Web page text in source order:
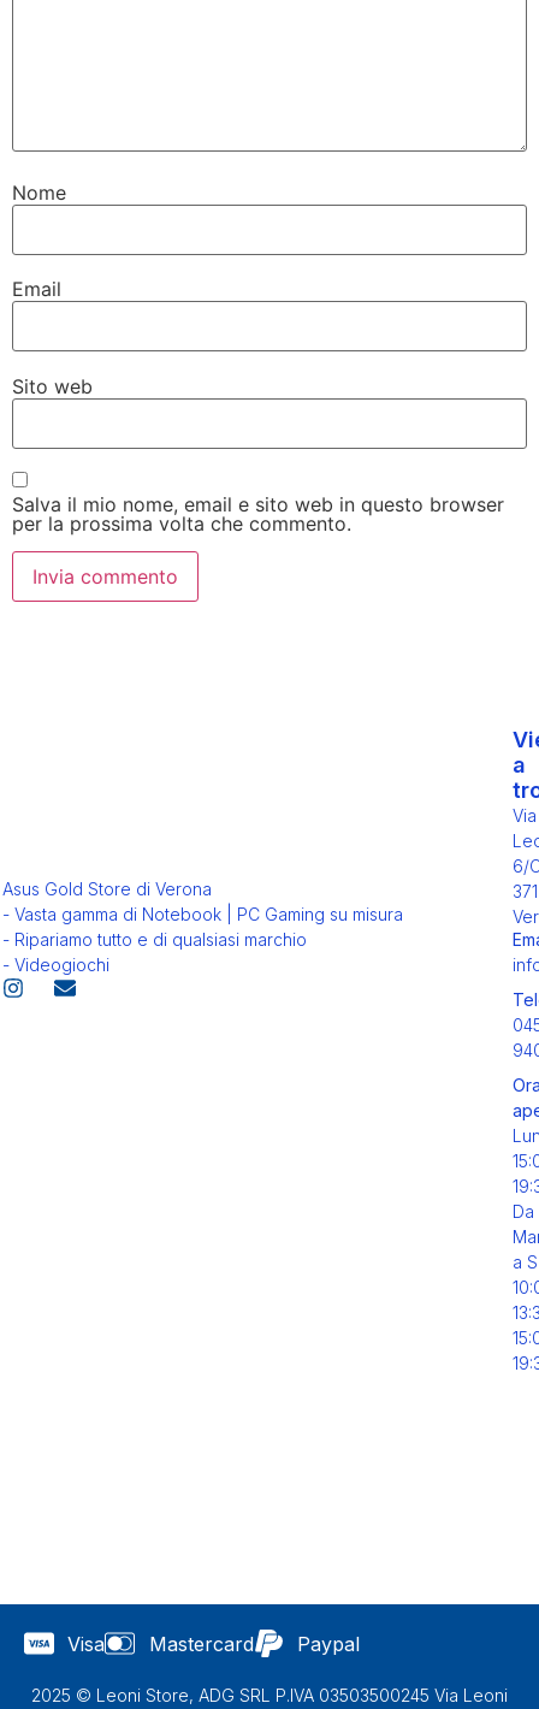
Nome
Email
Sito web
Salva il mio nome, email e sito web in questo browser
per la prossima volta che commento.
Asus Gold Store di Verona
- Vasta gamma di Notebook | PC Gaming su misura
- Ripariamo tutto e di qualsiasi marchio
- Videogiochi
a
Via
6/
Da
a
Visa Mastercard Paypal
2025 © Leoni Store, ADG SRL P.IVA 03503500245 Via Leoni